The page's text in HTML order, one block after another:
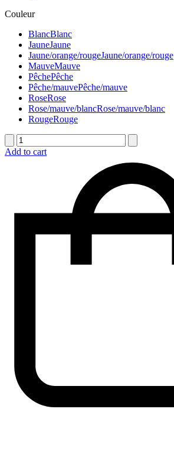
Couleur
BlancBlanc
JauneJaune
Jaune/orange/rougeJaune/orange/rouge
MauveMauve
PêchePêche
Pêche/mauvePêche/mauve
RoseRose
Rose/mauve/blancRose/mauve/blanc
RougeRouge
quantité
de
Add to cart